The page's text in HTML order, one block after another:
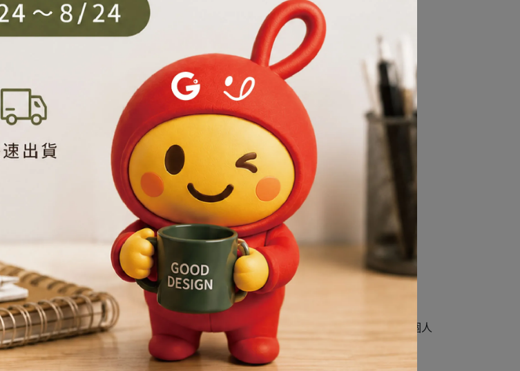
間可能略為延後。
購物者、風格不符者、顏色不喜歡者、看過後已不需要者、材質與想像不同者...等個人
因素考量之消費者，請親自至實體店面或百貨公司選購，避免不必要之紛爭。